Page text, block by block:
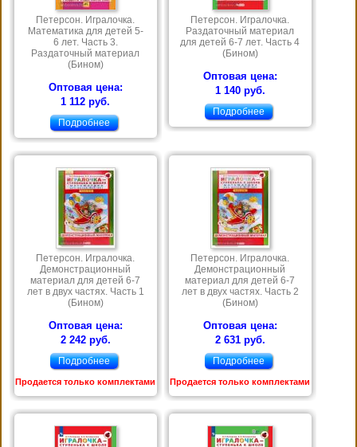
Петерсон. Игралочка.
Математика для детей 5-
6 лет. Часть 3.
Раздаточный материал
(Бином)
Оптовая цена:
1 112 руб.
Подробнее
Петерсон. Игралочка.
Раздаточный материал
для детей 6-7 лет. Часть 4
(Бином)
Оптовая цена:
1 140 руб.
Подробнее
Петерсон. Игралочка.
Демонстрационный
материал для детей 6-7
лет в двух частях. Часть 1
(Бином)
Оптовая цена:
2 242 руб.
Подробнее
Продается только комплектами
Петерсон. Игралочка.
Демонстрационный
материал для детей 6-7
лет в двух частях. Часть 2
(Бином)
Оптовая цена:
2 631 руб.
Подробнее
Продается только комплектами